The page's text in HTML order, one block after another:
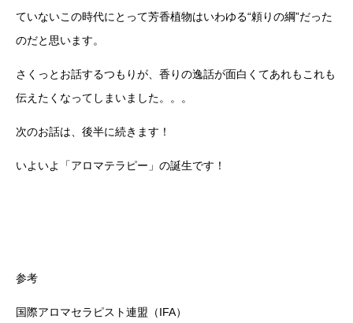
ていないこの時代にとって芳香植物はいわゆる“頼りの綱”だった
のだと思います。
さくっとお話するつもりが、香りの逸話が面白くてあれもこれも
伝えたくなってしまいました。。。
次のお話は、後半に続きます！
いよいよ「アロマテラピー」の誕生です！
参考
国際アロマセラピスト連盟（IFA）